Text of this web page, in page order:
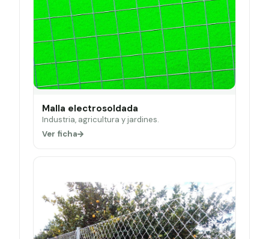
Malla electrosoldada
Industria, agricultura y jardines.
Ver ficha